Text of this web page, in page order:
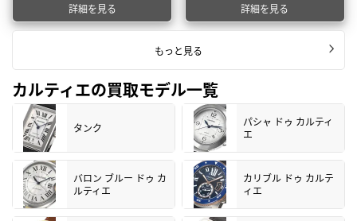
詳細を見る 詳細を見る
もっと見る
カルティエの買取モデル一覧
タンク
パシャ ドゥ カルティ
エ
バロン ブルー ドゥ カ
ルティエ
カリブル ドゥ カルテ
ィエ